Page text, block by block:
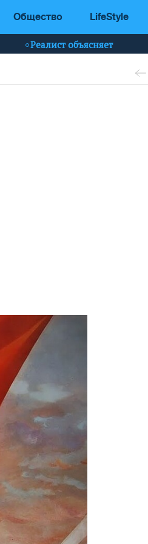
Общество LifeStyle
Реалист объясняет